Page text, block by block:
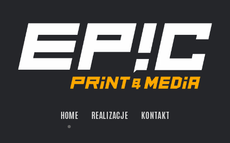
HOME REALIZACJE KONTAKT